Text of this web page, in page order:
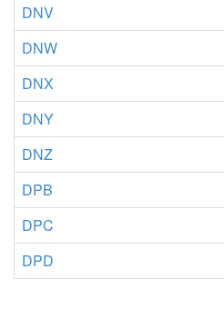
DNV
DNW
DNX
DNY
DNZ
DPB
DPC
DPD